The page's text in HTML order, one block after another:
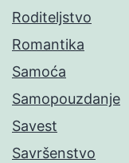
Roditeljstvo
Romantika
Samoća
Samopouzdanje
Savest
Savršenstvo